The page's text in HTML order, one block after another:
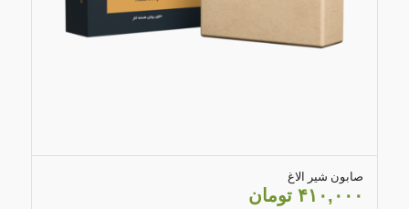
4.79
صابون شیر الاغ
۴۱۰,۰۰۰ تومان